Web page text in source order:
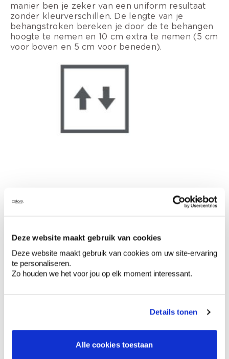
Deze website maakt gebruik van cookies
Deze website maakt gebruik van cookies om uw site-ervaring
te personaliseren.
Zo houden we het voor jou op elk moment interessant.
Details tonen
Alle cookies toestaan
manier ben je zeker van een uniform resultaat
zonder kleurverschillen. De lengte van je
behangstroken bereken je door de te behangen
hoogte te nemen en 10 cm extra te nemen (5 cm
voor boven en 5 cm voor beneden).